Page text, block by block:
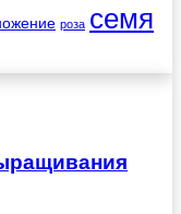
роза семя